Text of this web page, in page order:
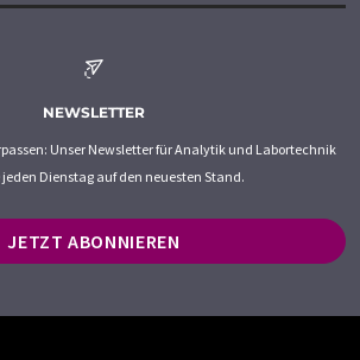
NEWSLETTER
Unser Newsletter für Analytik und Labortechnik
jeden Dienstag auf den neuesten Stand.
JETZT ABONNIEREN